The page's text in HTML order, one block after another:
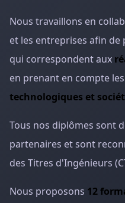
Nous travaillons en
et les entreprises afin
qui correspondent aux
en prenant en compte les
technologiques et
Tous nos diplômes sont
partenaires et sont
des Titres d'Ingénieurs
Nous proposons 12